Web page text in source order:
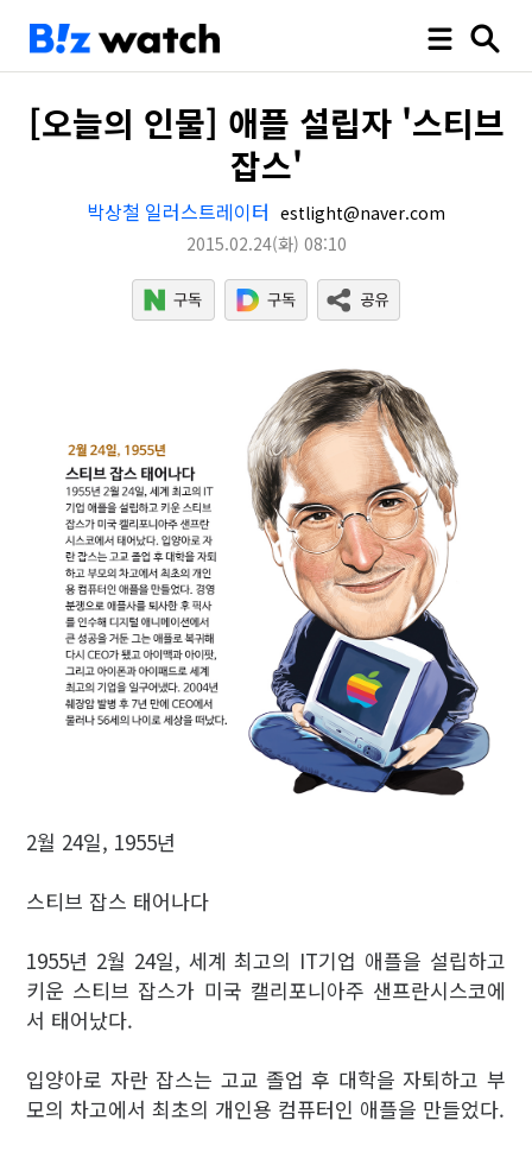
[오늘의 인물] 애플 설립자 '스티브
잡스'
박상철 일러스트레이터 estlight@naver.com
2015.02.24(화) 08:10
2월 24일, 1955년
스티브 잡스 태어나다
1955년 2월 24일, 세계 최고의 IT기업 애플을 설립하고
키운 스티브 잡스가 미국 캘리포니아주 샌프란시스코에
서 태어났다.
입양아로 자란 잡스는 고교 졸업 후 대학을 자퇴하고 부
모의 차고에서 최초의 개인용 컴퓨터인 애플을 만들었다.